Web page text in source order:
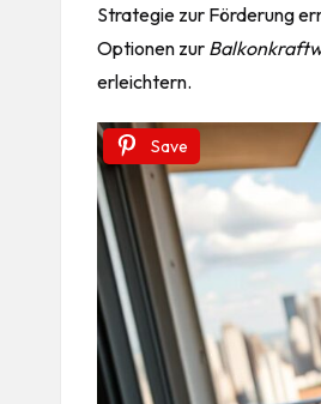
Strategie zur Förderung
Optionen zur
erleichtern.
Save